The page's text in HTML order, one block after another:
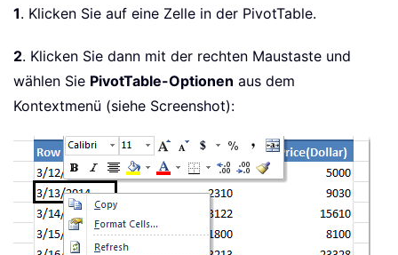
1. Klicken Sie auf eine Zelle in der PivotTable.
2. Klicken Sie dann mit der rechten Maustaste und
wählen Sie PivotTable-Optionen aus dem
Kontextmenü (siehe Screenshot):